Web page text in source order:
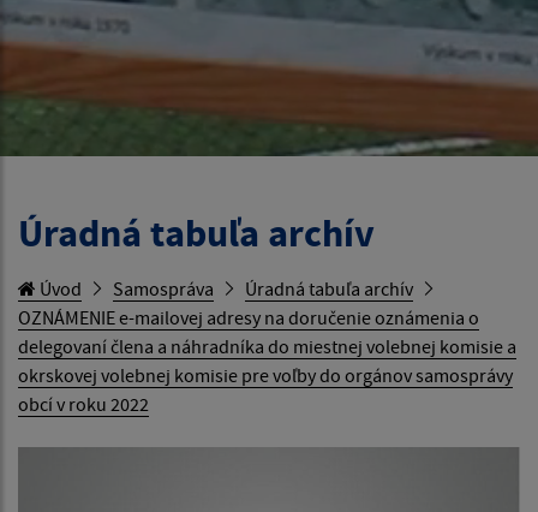
Úradná tabuľa archív
Úvod Samospráva
Úradná tabuľa archív
OZNÁMENIE e-mailovej adresy na doručenie oznámenia o
delegovaní člena a náhradníka do miestnej volebnej komisie a
okrskovej volebnej komisie pre voľby do orgánov samosprávy
obcí v roku 2022